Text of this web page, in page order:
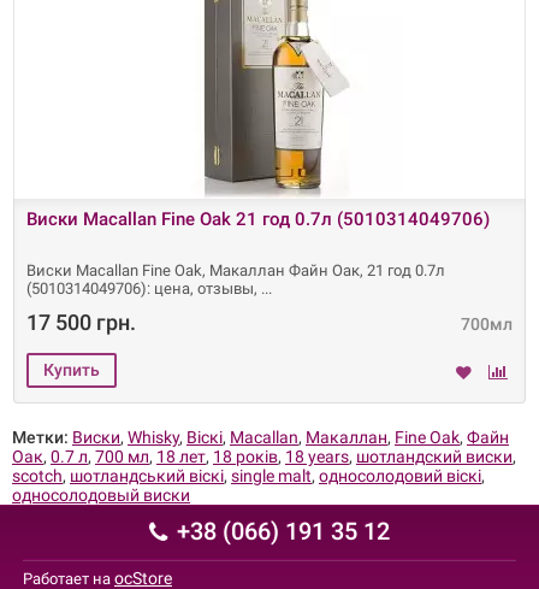
Виски Macallan Fine Oak 21 год 0.7л (5010314049706)
Виски Macallan Fine Oak, Макаллан Файн Оак, 21 год 0.7л
(5010314049706): цена, отзывы,
700мл
17 500 грн.
Метки: Виски, Whisky, Віскі, Macallan, Макаллан, Fine Oak, Файн
Оак, 0.7 л, 700 мл, 18 лет, 18 років, 18 years, шотландский виски,
scotch, шотландський віскі, single malt, односолодовий віскі,
односолодовый виски
+38 (066) 191 35 12
Работает на ocStore